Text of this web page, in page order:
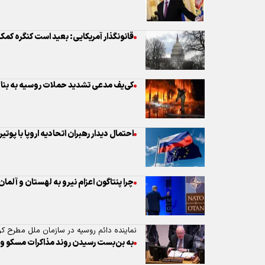
قانونگذار آمریکایی: بعید است کنگره
کی‌یف مدعی تشدید حملات روسیه به
احتمال دیدار رهبران اتحادیه اروپا با
چرا پنتاگون اعزام نیرو به لهستان و
نماینده دائم روسیه در سازمان ملل مطرح
به بن‌بست رسیدن روند مذاکرات مسکو